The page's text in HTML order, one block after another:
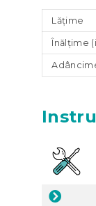
Lățime
Înălțime